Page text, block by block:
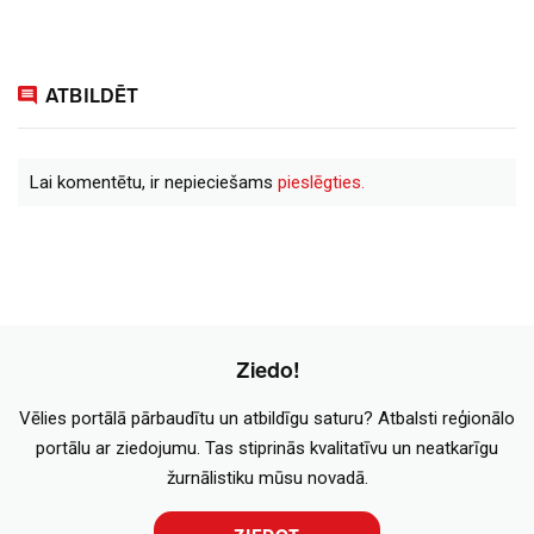
ATBILDĒT
Lai komentētu, ir nepieciešams pieslēgties.
Ziedo!
Vēlies portālā pārbaudītu un atbildīgu saturu? Atbalsti reģionālo
portālu ar ziedojumu. Tas stiprinās kvalitatīvu un neatkarīgu
žurnālistiku mūsu novadā.